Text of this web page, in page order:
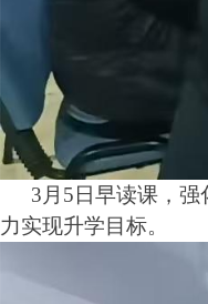
3月5日早读课，
力实现升学目标。